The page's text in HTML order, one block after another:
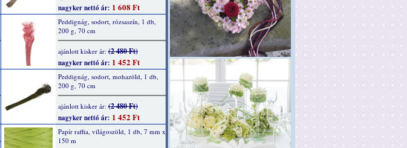
nagyker nettó ár: 1 608 Ft
Peddignág, sodort, rózsaszín, 1 db,
200 g, 70 cm
ajánlott kisker ár:(2 480 Ft)
nagyker nettó ár: 1 452 Ft
Peddignág, sodort, mohazöld, 1 db,
200 g, 70 cm
ajánlott kisker ár:(2 480 Ft)
nagyker nettó ár: 1 452 Ft
Papír raffia, világoszöld, 1 db, 7 mm x
150 m